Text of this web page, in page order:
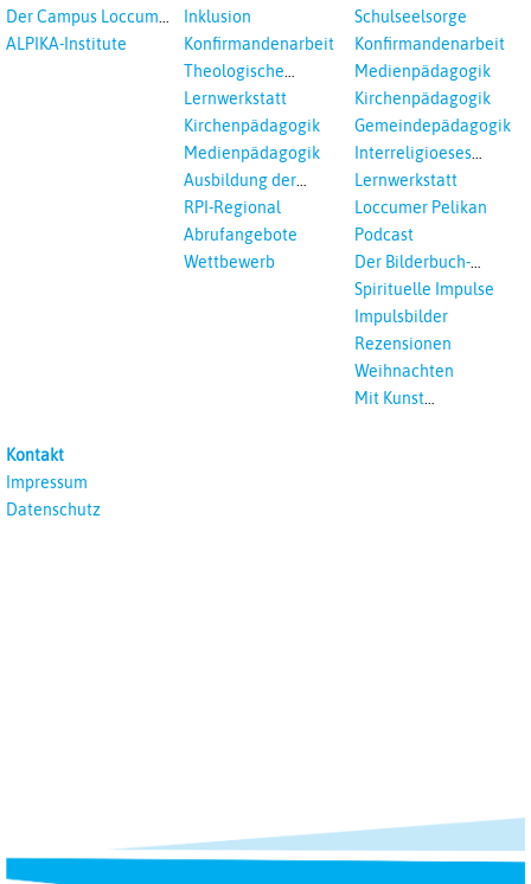
Der Campus Loccum
und Loccumer
ALPIKA-Institute
Inklusion
Konfirmandenarbeit
Theologische
Fortbildungen,
Interreligöses Lernen
Lernwerkstatt
Kirchenpädagogik
Medienpädagogik
Ausbildung der
Vikar*innen
RPI-Regional
Abrufangebote
Wettbewerb
Schulseelsorge
Konfirmandenarbeit
Medienpädagogik
Kirchenpädagogik
Gemeindepädagogik
Interreligioeses
Lernen
Lernwerkstatt
Loccumer Pelikan
Podcast
Der Bilderbuch-
Podcast
Spirituelle Impulse
Impulsbilder
Rezensionen
Weihnachten
Mit Kunst
Kontakt
Impressum
Datenschutz